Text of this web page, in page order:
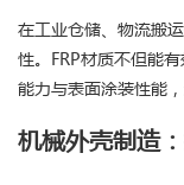
在工业仓储、物流搬
性。FRP材质不但能
能力与表面涂装性能
机械外壳制造